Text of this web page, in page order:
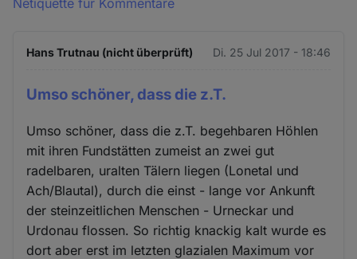
Netiquette für Kommentare
Hans Trutnau (nicht überprüft) Di. 25 Jul 2017 - 18:46
Umso schöner, dass die z.T.
Umso schöner, dass die z.T. begehbaren Höhlen
mit ihren Fundstätten zumeist an zwei gut
radelbaren, uralten Tälern liegen (Lonetal und
Ach/Blautal), durch die einst - lange vor Ankunft
der steinzeitlichen Menschen - Urneckar und
Urdonau flossen. So richtig knackig kalt wurde es
dort aber erst im letzten glazialen Maximum vor